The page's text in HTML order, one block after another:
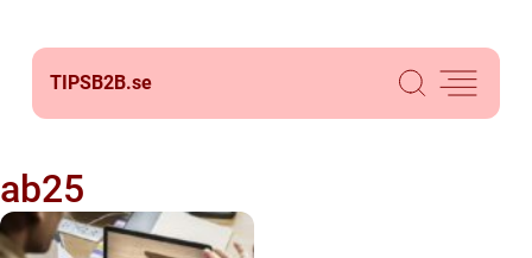
TIPSB2B.se
ab25